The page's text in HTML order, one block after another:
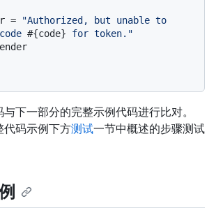
=
"Authorized, but unable to
#{code} for token."
下一部分的完整示例代码进行比对。
代码示例下方测试一节中概述的步骤测试